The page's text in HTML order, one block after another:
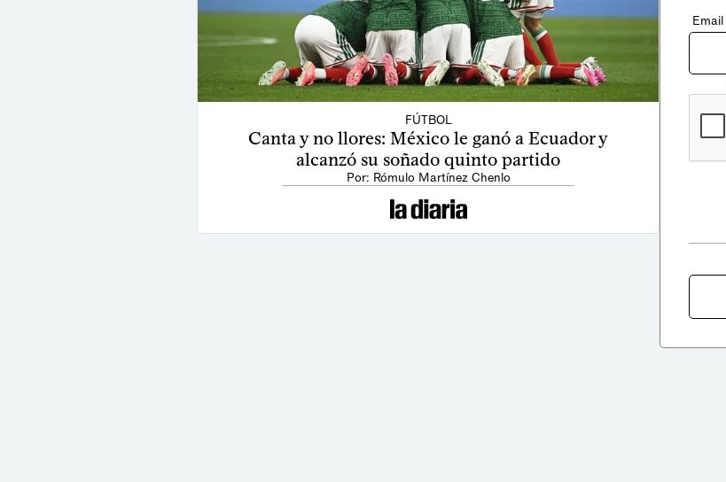
FÚTBOL
Canta y no llores: México le ganó a Ecuador y
alcanzó su soñado quinto partido
Por: Rómulo Martínez Chenlo
Email